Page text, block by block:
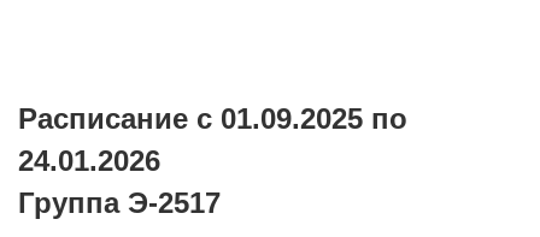
Расписание с 01.09.2025 по
24.01.2026
Группа Э-2517